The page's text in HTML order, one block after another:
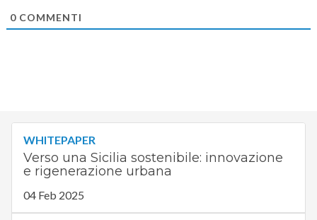
0COMMENTI
WHITEPAPER
Verso una Sicilia sostenibile: innovazione
e rigenerazione urbana
04 Feb 2025